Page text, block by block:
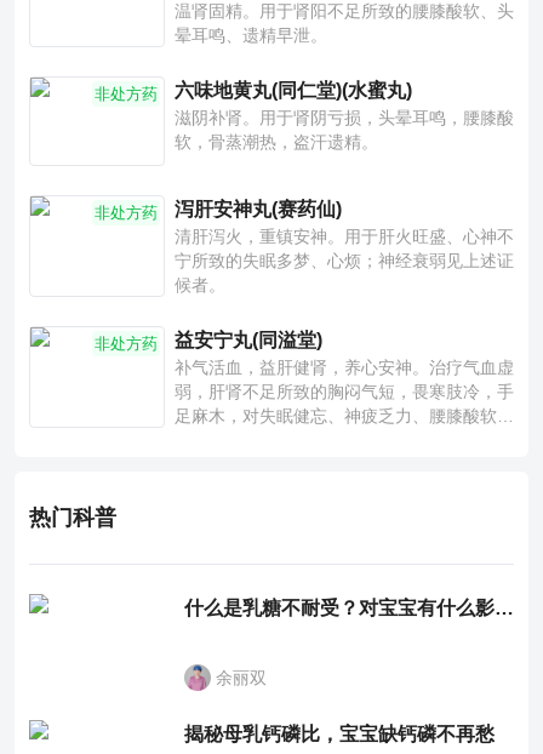
温肾固精。用于肾阳不足所致的腰膝酸软、头
晕耳鸣、遗精早泄。
非处方药 六味地黄丸(同仁堂)(水蜜丸)
滋阴补肾。用于肾阴亏损，头晕耳鸣，腰膝酸
软，骨蒸潮热，盗汗遗精。
非处方药 泻肝安神丸(赛药仙)
清肝泻火，重镇安神。用于肝火旺盛、心神不
宁所致的失眠多梦、心烦；神经衰弱见上述证
候者。
非处方药 益安宁丸(同溢堂)
补气活血，益肝健肾，养心安神。治疗气血虚
弱，肝肾不足所致的胸闷气短，畏寒肢冷，手
足麻木，对失眠健忘、神疲乏力、腰膝酸软也
热门科普
什么是乳糖不耐受？对宝宝有什么影响？
余丽双
揭秘母乳钙磷比，宝宝缺钙磷不再愁